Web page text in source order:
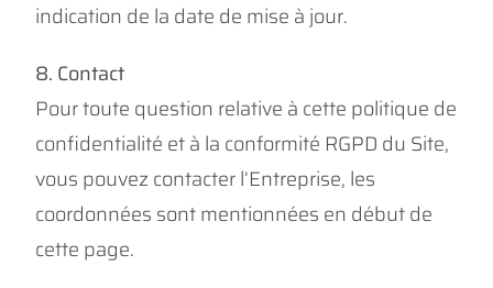
indication de la date de mise à jour.
8. Contact
Pour toute question relative à cette politique de
confidentialité et à la conformité RGPD du Site,
vous pouvez contacter l’Entreprise, les
coordonnées sont mentionnées en début de
cette page.